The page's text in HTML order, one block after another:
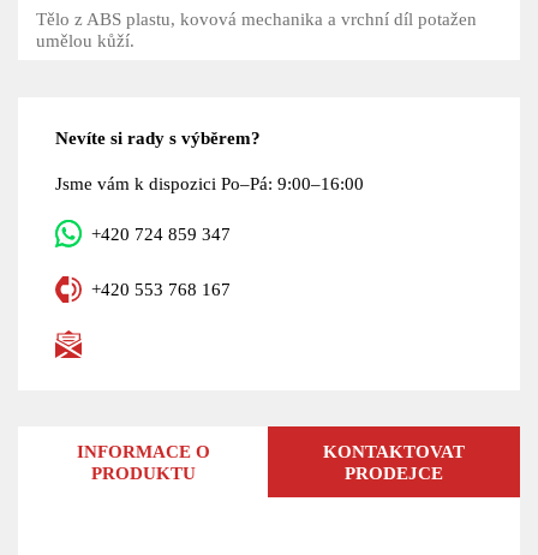
Tělo z ABS plastu, kovová mechanika a vrchní díl potažen
umělou kůží.
Nevíte si rady s výběrem?
Jsme vám k dispozici Po–Pá: 9:00–16:00
+420 724 859 347
+420 553 768 167
INFORMACE O
PRODUKTU
KONTAKTOVAT
PRODEJCE